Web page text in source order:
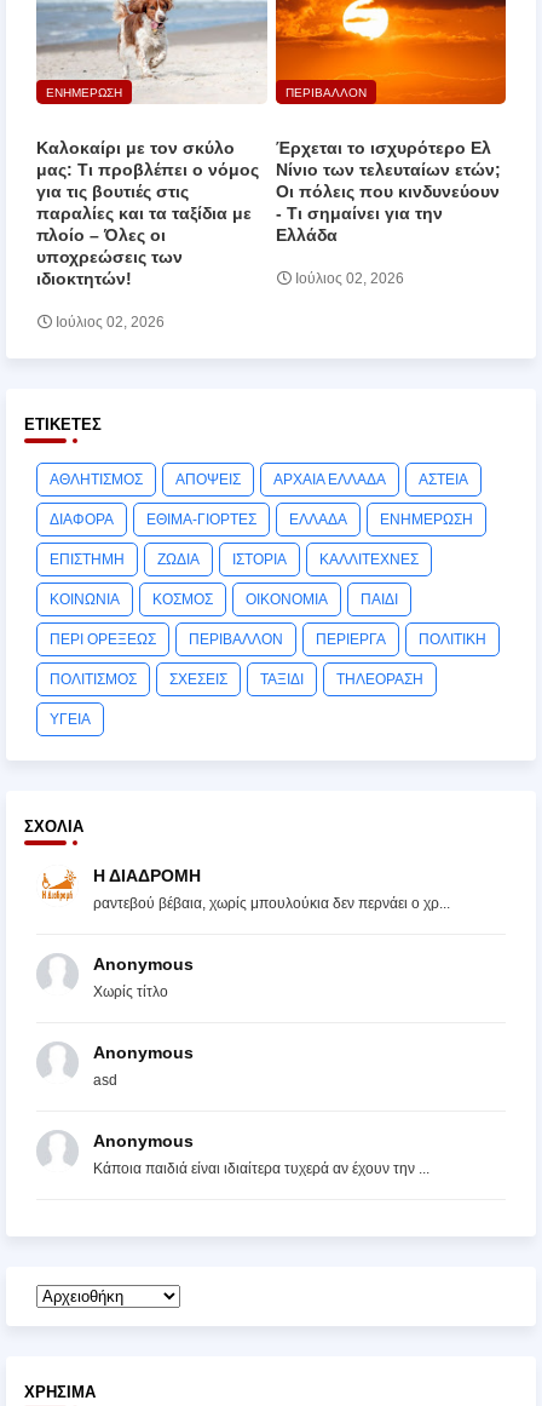
ΕΝΗΜΕΡΩΣΗ
Καλοκαίρι με τον σκύλο
μας: Τι προβλέπει ο νόμος
για τις βουτιές στις
παραλίες και τα ταξίδια με
πλοίο – Όλες οι
υποχρεώσεις των
ιδιοκτητών!
Ιούλιος 02, 2026
ΠΕΡΙΒΑΛΛΟΝ
Έρχεται το ισχυρότερο Ελ
Νίνιο των τελευταίων ετών;
Οι πόλεις που κινδυνεύουν
‑ Τι σημαίνει για την
Ελλάδα
Ιούλιος 02, 2026
ΕΤΙΚΈΤΕΣ
ΑΘΛΗΤΙΣΜΟΣ ΑΠΟΨΕΙΣ ΑΡΧΑΙΑ ΕΛΛΑΔΑ ΑΣΤΕΙΑ
ΔΙΑΦΟΡΑ ΕΘΙΜΑ-ΓΙΟΡΤΕΣ ΕΛΛΑΔΑ ΕΝΗΜΕΡΩΣΗ
ΕΠΙΣΤΗΜΗ ΖΩΔΙΑ ΙΣΤΟΡΙΑ ΚΑΛΛΙΤΕΧΝΕΣ
ΚΟΙΝΩΝΙΑ ΚΟΣΜΟΣ ΟΙΚΟΝΟΜΙΑ ΠΑΙΔΙ
ΠΕΡΙ ΟΡΕΞΕΩΣ ΠΕΡΙΒΑΛΛΟΝ ΠΕΡΙΕΡΓΑ ΠΟΛΙΤΙΚΗ
ΠΟΛΙΤΙΣΜΟΣ ΣΧΕΣΕΙΣ ΤΑΞΙΔΙ ΤΗΛΕΟΡΑΣΗ
ΥΓΕΙΑ
ΣΧΌΛΙΑ
Η ΔΙΑΔΡΟΜΗ
ραντεβού βέβαια, χωρίς μπουλούκια δεν περνάει ο χρ...
Anonymous
Χωρίς τίτλο
Anonymous
asd
Anonymous
Κάποια παιδιά είναι ιδιαίτερα τυχερά αν έχουν την ...
ΧΡΉΣΙΜΑ